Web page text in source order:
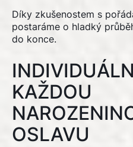
Díky zkušenostem s
postaráme o hladký
do konce.
KAŽDOU
OSLAVU